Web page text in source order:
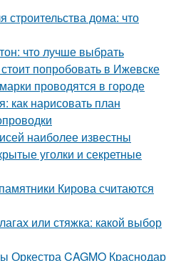
дома: что
что лучше выбрать
попробовать в Ижевске
проводятся в городе
как нарисовать план
наиболее известны
уголки и секретные
Кирова считаются
или стяжка: какой выбор
Оркестра CAGMO Краснодар